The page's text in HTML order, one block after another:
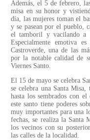
Además, el 5 de febrero,
misa en su honor y
día, las mujeres toman el
y se pasean por el pueblo,
el tamboril y vacilando a
Especialmente emotiva
Castroverde, una de las
por la notable calidad de
Viernes Santo.
El 15 de mayo se celebra
se celebra una Santa Misa,
hasta los sembrados con
este santo tiene poderes
muy importantes para una
fechas, se realiza la Santa
los vecinos con su
las calles de la localidad.